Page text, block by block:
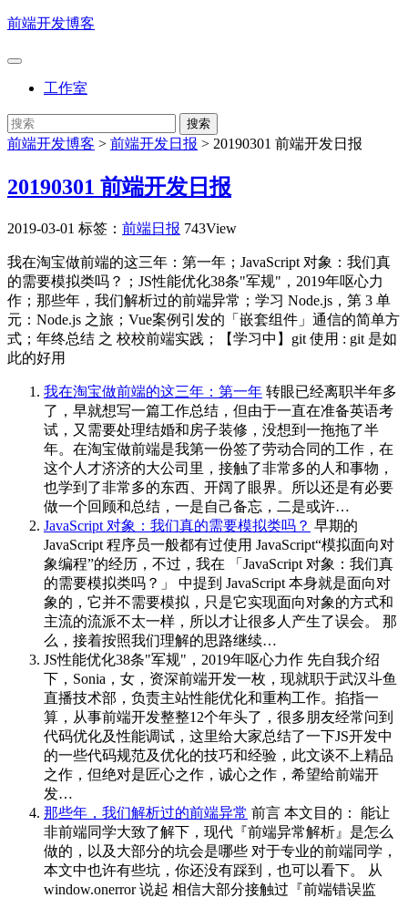
前端开发博客
工作室
前端开发博客 > 前端开发日报 > 20190301 前端开发日报
20190301 前端开发日报
2019-03-01 标签： 前端日报 743View
我在淘宝做前端的这三年：第一年；JavaScript 对象：我们真
的需要模拟类吗？；JS性能优化38条"军规"，2019年呕心力
作；那些年，我们解析过的前端异常；学习 Node.js，第 3 单
元：Node.js 之旅；Vue案例引发的「嵌套组件」通信的简单方
式；年终总结 之 校校前端实践；【学习中】git 使用 : git 是如
此的好用
我在淘宝做前端的这三年：第一年 转眼已经离职半年多
了，早就想写一篇工作总结，但由于一直在准备英语考
试，又需要处理结婚和房子装修，没想到一拖拖了半
年。在淘宝做前端是我第一份签了劳动合同的工作，在
这个人才济济的大公司里，接触了非常多的人和事物，
也学到了非常多的东西、开阔了眼界。所以还是有必要
做一个回顾和总结，一是自己备忘，二是或许…
JavaScript 对象：我们真的需要模拟类吗？ 早期的
JavaScript 程序员一般都有过使用 JavaScript“模拟面向对
象编程”的经历，不过，我在 「JavaScript 对象：我们真
的需要模拟类吗？」 中提到 JavaScript 本身就是面向对
象的，它并不需要模拟，只是它实现面向对象的方式和
主流的流派不太一样，所以才让很多人产生了误会。 那
么，接着按照我们理解的思路继续…
JS性能优化38条"军规"，2019年呕心力作 先自我介绍
下，Sonia，女，资深前端开发一枚，现就职于武汉斗鱼
直播技术部，负责主站性能优化和重构工作。掐指一
算，从事前端开发整整12个年头了，很多朋友经常问到
代码优化及性能调试，这里给大家总结了一下JS开发中
的一些代码规范及优化的技巧和经验，此文谈不上精品
之作，但绝对是匠心之作，诚心之作，希望给前端开
发…
那些年，我们解析过的前端异常 前言 本文目的： 能让
非前端同学大致了解下，现代『前端异常解析』是怎么
做的，以及大部分的坑会是哪些 对于专业的前端同学，
本文中也许有些坑，你还没有踩到，也可以看下。 从
window.onerror 说起 相信大部分接触过『前端错误监